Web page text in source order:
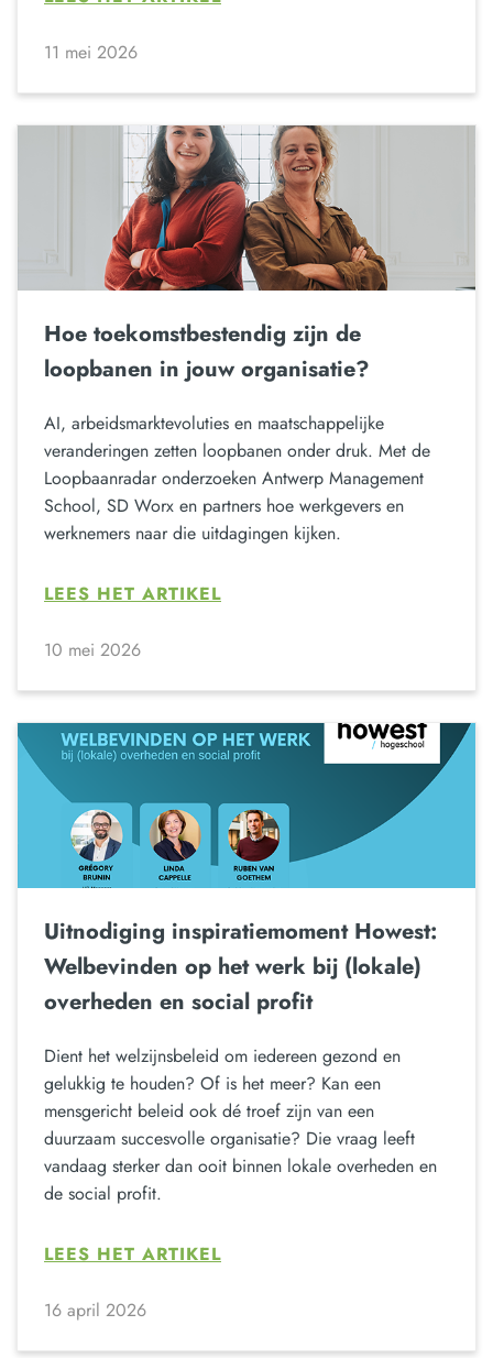
11 mei 2026
Hoe toekomstbestendig zijn de
loopbanen in jouw organisatie?
AI, arbeidsmarktevoluties en maatschappelijke
veranderingen zetten loopbanen onder druk. Met de
Loopbaanradar onderzoeken Antwerp Management
School, SD Worx en partners hoe werkgevers en
werknemers naar die uitdagingen kijken.
LEES HET ARTIKEL
10 mei 2026
Uitnodiging inspiratiemoment Howest:
Welbevinden op het werk bij (lokale)
overheden en social profit
Dient het welzijnsbeleid om iedereen gezond en
gelukkig te houden? Of is het meer? Kan een
mensgericht beleid ook dé troef zijn van een
duurzaam succesvolle organisatie? Die vraag leeft
vandaag sterker dan ooit binnen lokale overheden en
de social profit.
LEES HET ARTIKEL
16 april 2026